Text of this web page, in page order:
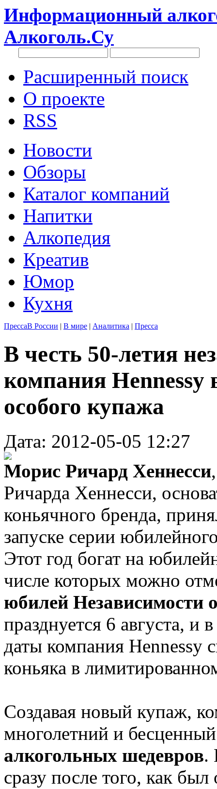
Информационный
Алкоголь.Су
Расширенный поиск
О проекте
RSS
Новости
Обзоры
Каталог компаний
Напитки
Алкопедия
Креатив
Юмор
Кухня
ПрессаВ России | В мире | Аналитика | Пресса
В честь 50-летия
компания Hennessy
особого купажа
Дата: 2012-05-05 12:27
Морис Ричард Хеннесси
Ричарда Хеннесси,
коньячного бренда,
запуске серии
Этот год богат на
числе которых можно
юбилей Независимости
празднуется 6 августа, и
даты компания Hennessy
коньяка в
Создавая новый купаж,
многолетний и
алкогольных шедевров.
сразу после того, как